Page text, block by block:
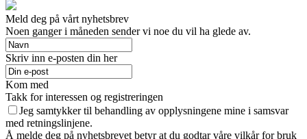
Meld deg på vårt nyhetsbrev
Noen ganger i måneden sender vi noe du vil ha glede av.
Skriv inn e-posten din her
Kom med
Takk for interessen og registreringen
Jeg samtykker til behandling av opplysningene mine i samsvar
med retningslinjene.
Å melde deg på nyhetsbrevet betyr at du godtar våre vilkår for bruk